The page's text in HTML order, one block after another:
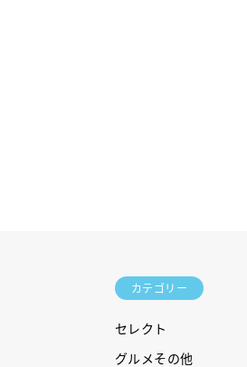
カテゴリー
セレクト
グルメその他